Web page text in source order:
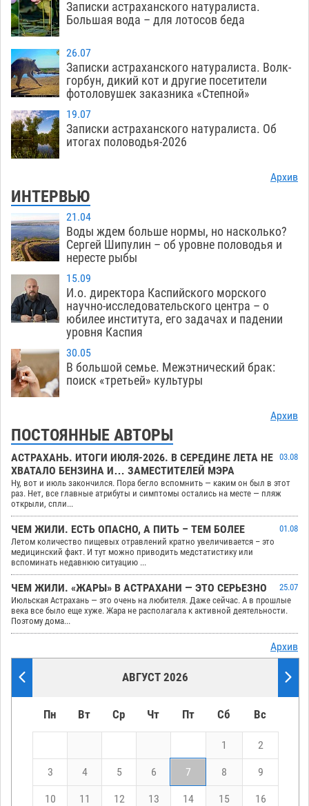
Записки астраханского натуралиста.
Большая вода – для лотосов беда
26.07
Записки астраханского натуралиста. Волк-
горбун, дикий кот и другие посетители
фотоловушек заказника «Степной»
19.07
Записки астраханского натуралиста. Об
итогах половодья-2026
Архив
ИНТЕРВЬЮ
21.04
Воды ждем больше нормы, но насколько?
Сергей Шипулин – об уровне половодья и
нересте рыбы
15.09
И.о. директора Каспийского морского
научно-исследовательского центра – о
юбилее института, его задачах и падении
уровня Каспия
30.05
В большой семье. Межэтнический брак:
поиск «третьей» культуры
Архив
ПОСТОЯННЫЕ АВТОРЫ
АСТРАХАНЬ. ИТОГИ ИЮЛЯ-2026. В СЕРЕДИНЕ ЛЕТА НЕ
ХВАТАЛО БЕНЗИНА И… ЗАМЕСТИТЕЛЕЙ МЭРА
03.08
Ну, вот и июль закончился. Пора бегло вспомнить — каким он был в этот
раз. Нет, все главные атрибуты и симптомы остались на месте — пляж
открыли, спли...
ЧЕМ ЖИЛИ. ЕСТЬ ОПАСНО, А ПИТЬ – ТЕМ БОЛЕЕ
01.08
Летом количество пищевых отравлений кратно увеличивается – это
медицинский факт. И тут можно приводить медстатистику или
вспоминать недавнюю ситуацию ...
ЧЕМ ЖИЛИ. «ЖАРЫ» В АСТРАХАНИ — ЭТО СЕРЬЕЗНО
25.07
Июльская Астрахань — это очень на любителя. Даже сейчас. А в прошлые
века все было еще хуже. Жара не располагала к активной деятельности.
Поэтому дома...
Архив
АВГУСТ 2026
Пн Вт Ср Чт Пт Сб Вс
1 2
3 4 5 6 7 8 9
10 11 12 13 14 15 16